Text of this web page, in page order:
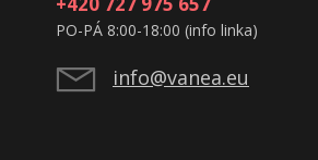
PO-PÁ 8:00-18:00 (info linka)
info@vanea.eu